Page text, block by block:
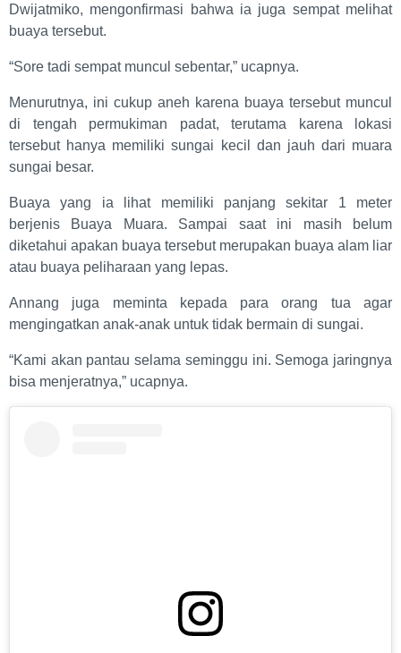
Dwijatmiko, mengonfirmasi bahwa ia juga sempat melihat
buaya tersebut.
“Sore tadi sempat muncul sebentar,” ucapnya.
Menurutnya, ini cukup aneh karena buaya tersebut muncul
di tengah permukiman padat, terutama karena lokasi
tersebut hanya memiliki sungai kecil dan jauh dari muara
sungai besar.
Buaya yang ia lihat memiliki panjang sekitar 1 meter
berjenis Buaya Muara. Sampai saat ini masih belum
diketahui apakan buaya tersebut merupakan buaya alam liar
atau buaya peliharaan yang lepas.
Annang juga meminta kepada para orang tua agar
mengingatkan anak-anak untuk tidak bermain di sungai.
“Kami akan pantau selama seminggu ini. Semoga jaringnya
bisa menjeratnya,” ucapnya.